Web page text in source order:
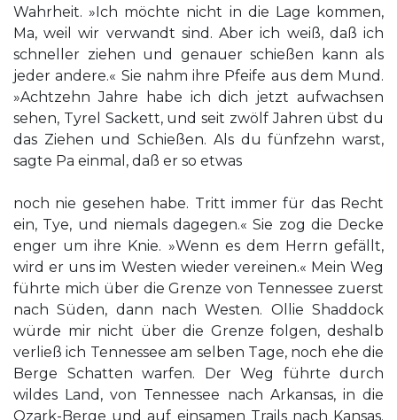
Wahrheit. »Ich möchte nicht in die Lage kommen,
Ma, weil wir verwandt sind. Aber ich weiß, daß ich
schneller ziehen und genauer schießen kann als
jeder andere.« Sie nahm ihre Pfeife aus dem Mund.
»Achtzehn Jahre habe ich dich jetzt aufwachsen
sehen, Tyrel Sackett, und seit zwölf Jahren übst du
das Ziehen und Schießen. Als du fünfzehn warst,
sagte Pa einmal, daß er so etwas
noch nie gesehen habe. Tritt immer für das Recht
ein, Tye, und niemals dagegen.« Sie zog die Decke
enger um ihre Knie. »Wenn es dem Herrn gefällt,
wird er uns im Westen wieder vereinen.« Mein Weg
führte mich über die Grenze von Tennessee zuerst
nach Süden, dann nach Westen. Ollie Shaddock
würde mir nicht über die Grenze folgen, deshalb
verließ ich Tennessee am selben Tage, noch ehe die
Berge Schatten warfen. Der Weg führte durch
wildes Land, von Tennessee nach Arkansas, in die
Ozark-Berge und auf einsamen Trails nach Kansas.